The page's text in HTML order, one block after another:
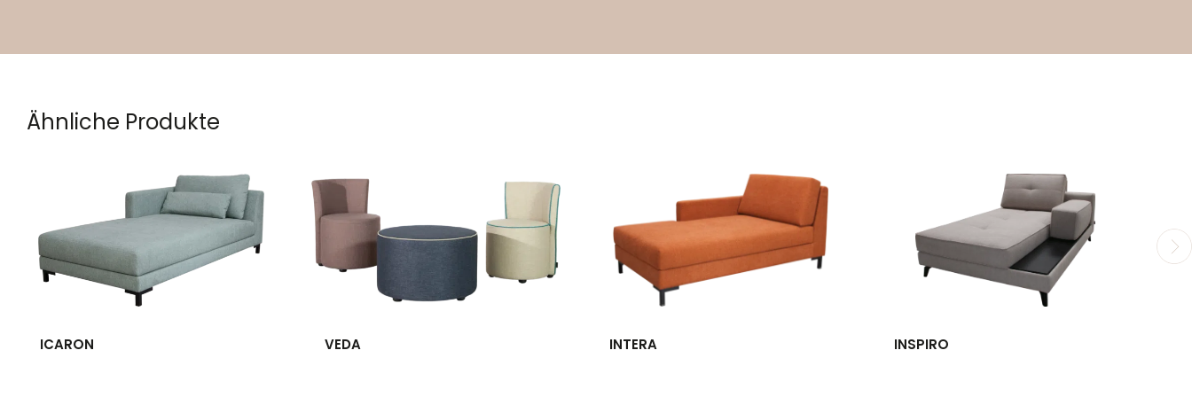
Ähnliche Produkte
ICARON VEDA INTERA INSPIRO